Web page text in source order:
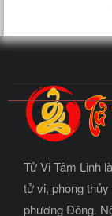
Tử Vi Tâm Linh
tử vi, phong
phương Đông.